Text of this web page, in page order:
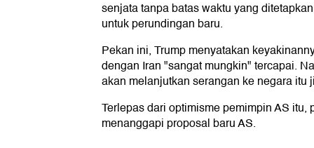
senjata tanpa batas waktu yang
untuk perundingan baru.
Pekan ini, Trump menyatakan
dengan Iran "sangat mungkin" tercapai.
akan melanjutkan serangan ke negara itu
Terlepas dari optimisme pemimpin AS itu,
menanggapi proposal baru AS.